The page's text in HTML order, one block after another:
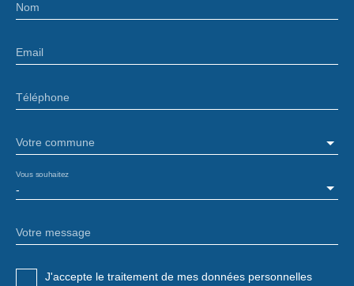
Nom
Email
Téléphone
Votre commune
-
Vous souhaitez
Votre message
J'accepte le traitement de mes données personnelles